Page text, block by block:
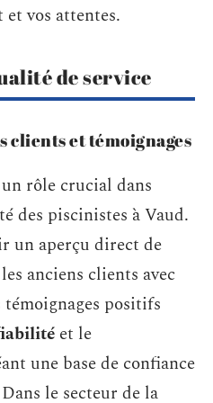
vos attentes.
de service
clients et témoignages
rôle crucial dans
des piscinistes à Vaud.
un aperçu direct de
anciens clients avec
positifs
et le
une base de confiance
le secteur de la